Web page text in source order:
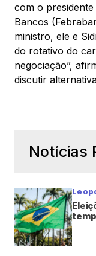
com o
Bancos
ministro, ele e
do rotativo do
negociação”,
discutir
Notícias